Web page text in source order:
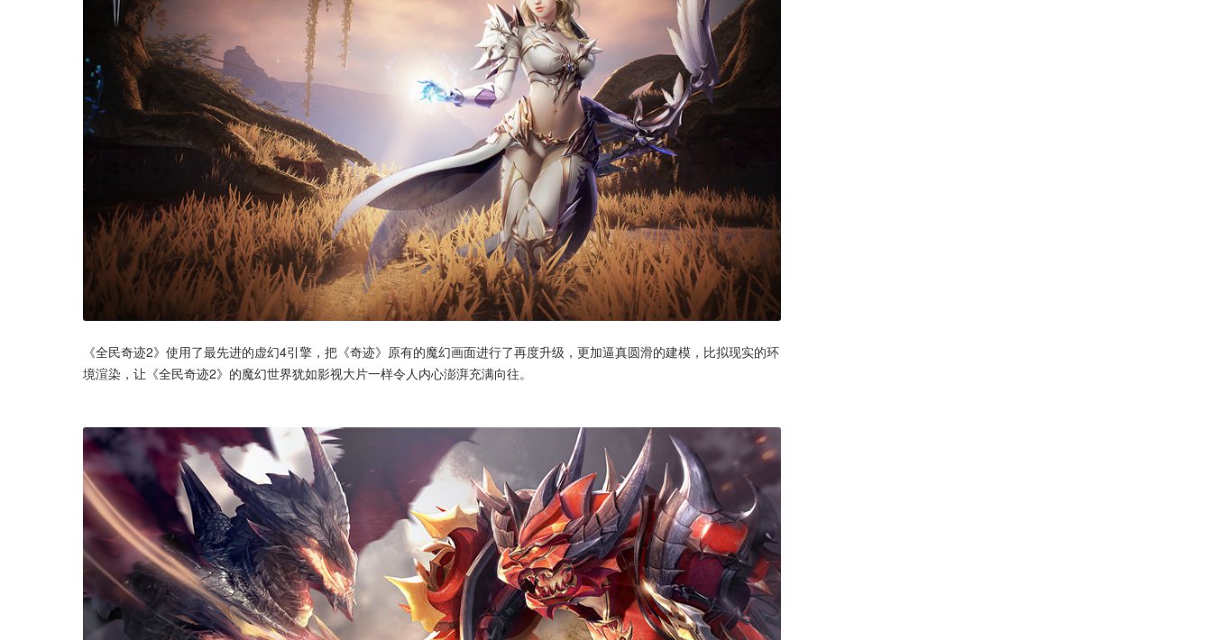
《全民奇迹2》使用了最先进的虚幻4引擎，把《奇迹》原有的魔幻画面进行了再度升级，更加逼真圆滑的建模，比拟现实的环
境渲染，让《全民奇迹2》的魔幻世界犹如影视大片一样令人内心澎湃充满向往。